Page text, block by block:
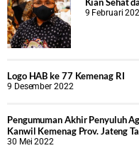
9 Februari
Logo HAB ke 77 Kemenag RI
9 Desember 2022
Pengumuman Akhir Penyuluh
Kanwil Kemenag Prov. Jateng
30 Mei 2022